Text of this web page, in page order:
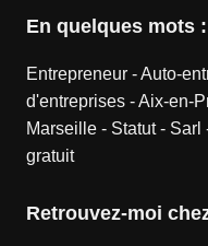
En quelques mots :
Entrepreneur-Auto-
d'entreprises-Aix-en-
Marseille- Statut- Sarl
gratuit
Retrouvez-moi